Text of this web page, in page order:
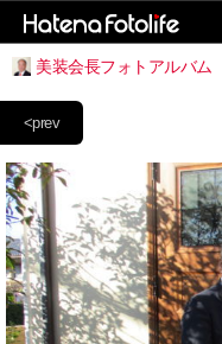
美装会長フォトアルバム
<prev